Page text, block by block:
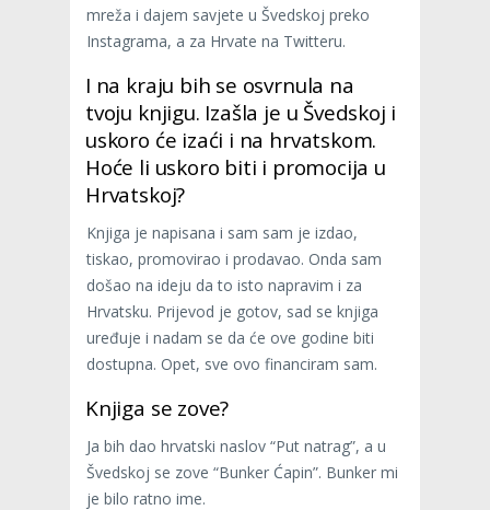
mreža i dajem savjete u Švedskoj preko
Instagrama, a za Hrvate na Twitteru.
I na kraju bih se osvrnula na
tvoju knjigu. Izašla je u Švedskoj i
uskoro će izaći i na hrvatskom.
Hoće li uskoro biti i promocija u
Hrvatskoj?
Knjiga je napisana i sam sam je izdao,
tiskao, promovirao i prodavao. Onda sam
došao na ideju da to isto napravim i za
Hrvatsku. Prijevod je gotov, sad se knjiga
uređuje i nadam se da će ove godine biti
dostupna. Opet, sve ovo financiram sam.
Knjiga se zove?
Ja bih dao hrvatski naslov “Put natrag”, a u
Švedskoj se zove “Bunker Ćapin”. Bunker mi
je bilo ratno ime.